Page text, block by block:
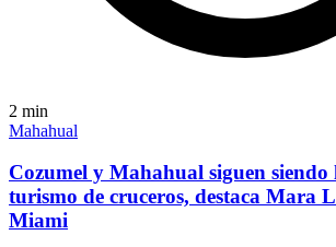
2 min
Mahahual
Cozumel y Mahahual siguen siendo
turismo de cruceros, destaca Mara
Miami